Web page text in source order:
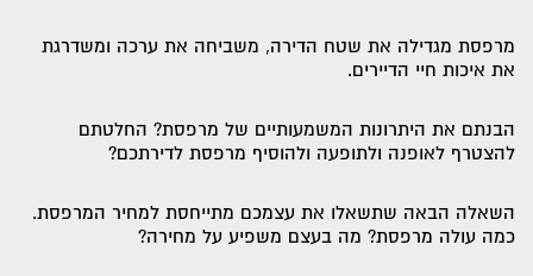
מרפסת מגדילה את שטח הדירה, משביחה את ערכה ומשדרגת
את איכות חיי הדיירים.
הבנתם את היתרונות המשמעותיים של מרפסת? החלטתם
להצטרף לאופנה ולתופעה ולהוסיף מרפסת לדירתכם?
השאלה הבאה שתשאלו את עצמכם מתייחסת למחיר המרפסת.
כמה עולה מרפסת? מה בעצם משפיע על מחירה?